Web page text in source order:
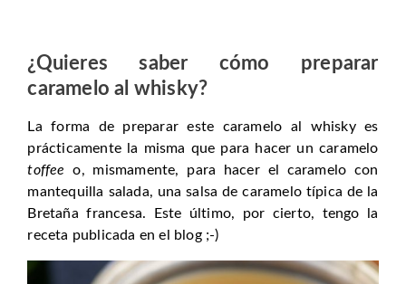
¿Quieres saber cómo preparar
caramelo al whisky?
La forma de preparar este caramelo al whisky es
prácticamente la misma que para hacer un caramelo
toffee
o, mismamente, para hacer el caramelo con
mantequilla salada, una salsa de caramelo típica de la
Bretaña francesa. Este último, por cierto, tengo la
receta publicada en el blog ;-)